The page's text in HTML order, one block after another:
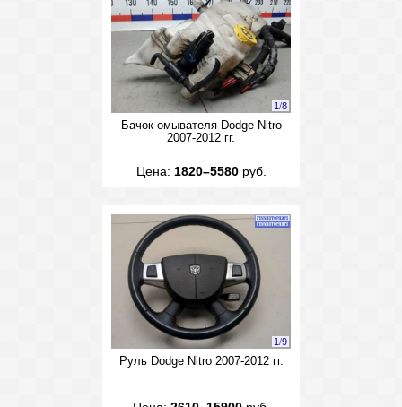
1/8
Бачок омывателя Dodge Nitro
2007-2012 гг.
Цена: 1820–5580руб.
1/9
Руль Dodge Nitro 2007-2012 гг.